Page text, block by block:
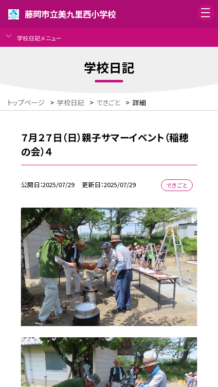
藤岡市立美九里西小学校
学校日記メニュー
学校日記
トップページ > 学校日記 > できごと > 詳細
７月２７日（日）親子サマーイベント（稲穂
の会）４
公開日 2025/07/29 更新日 2025/07/29 できごと